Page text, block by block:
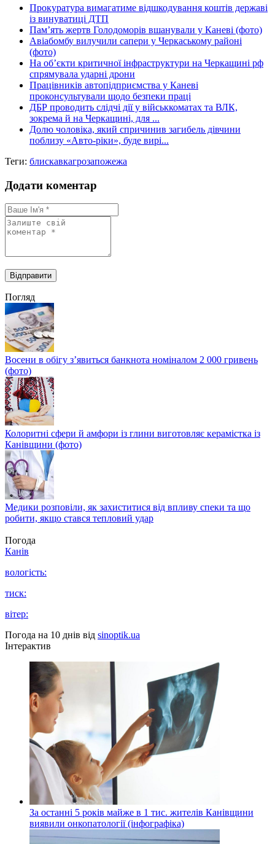
Прокуратура вимагатиме відшкодування коштів державі
із винуватиці ДТП
Пам’ять жертв Голодоморів вшанували у Каневі (фото)
Авіабомбу вилучили сапери у Черкаському районі
(фото)
На об’єкти критичної інфраструктури на Черкащині рф
спрямувала ударні дрони
Працівників автопідприємства у Каневі
проконсультували щодо безпеки праці
ДБР проводить слідчі дії у військкоматах та ВЛК,
зокрема й на Черкащині, для ...
Долю чоловіка, який спричинив загибель дівчини
поблизу «Авто-ріки», буде вирі...
Теги: блискавкагрозапожежа
Додати коментар
Погляд
Восени в обігу з’явиться банкнота номіналом 2 000 гривень
(фото)
Колоритні сфери й амфори із глини виготовляє керамістка із
Канівщини (фото)
Медики розповіли, як захиститися від впливу спеки та що
робити, якщо стався тепловий удар
Погода
Канів
вологість:
тиск:
вітер:
Погода на 10 днів від sinoptik.ua
Інтерактив
За останні 5 років майже в 1 тис. жителів Канівщини
виявили онкопатології (інфографіка)